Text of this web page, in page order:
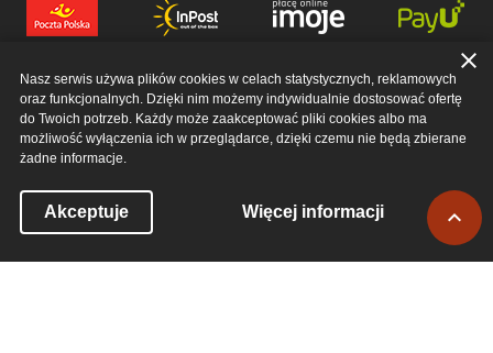
Nasz serwis używa plików cookies w celach statystycznych, reklamowych
oraz funkcjonalnych. Dzięki nim możemy indywidualnie dostosować ofertę
do Twoich potrzeb. Każdy może zaakceptować pliki cookies albo ma
możliwość wyłączenia ich w przeglądarce, dzięki czemu nie będą zbierane
żadne informacje.
Akceptuje Więcej informacji
close
© 2026 EWERRO SP. Z O. O.. ALL RIGHTS RESERVED
góry
